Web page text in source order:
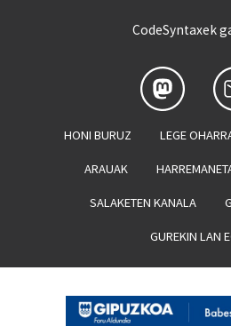
CodeSyntaxek
HONI BURUZ LEGE
ARAUAK
SALAKETEN KANALA
GUREKIN LAN